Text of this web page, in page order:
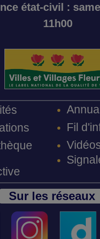
état-civil :
11h00
Fil
Sur les réseaux